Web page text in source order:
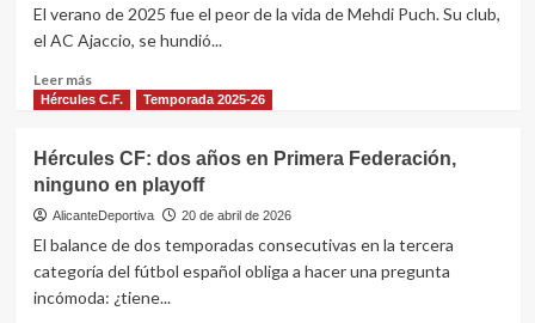
Calendario de amistosos de
pretemporada del Hércules CF
Hércules C.F.
de historia del campo de
entrenamiento del Hércules CF
vistos por satélite
Hércules C.F. Temporada 2026-27
Hércules CF 2026/27: nueve
El verano de 2025 fue el peor de la vida de Mehdi Puch. Su club,
el AC Ajaccio, se hundió...
Leer másLeer
más
Puch:
el
centrocampista
al
Hércules
Hércules C.F. Temporada 2025-26
Hércules CF: dos años en Primera Federación,
ninguno en playoff
AlicanteDeportiva 20 de abril de 2026
El balance de dos temporadas consecutivas en la tercera
categoría del fútbol español obliga a hacer una pregunta
incómoda: ¿tiene...